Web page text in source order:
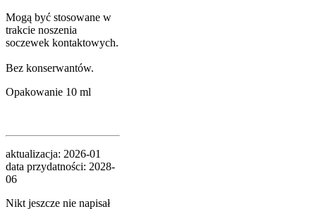
Mogą być stosowane w
trakcie noszenia
soczewek kontaktowych.
Bez konserwantów.
Opakowanie 10 ml
aktualizacja: 2026-01
data przydatności: 2028-
06
Nikt jeszcze nie napisał